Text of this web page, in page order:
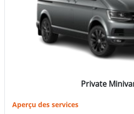
Private
Aperçu des services